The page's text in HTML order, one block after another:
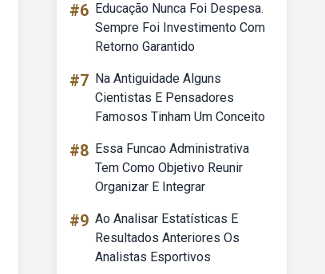
#6 Educação Nunca Foi Despesa.
Sempre Foi Investimento Com
Retorno Garantido
#7 Na Antiguidade Alguns
Cientistas E Pensadores
Famosos Tinham Um Conceito
#8 Essa Funcao Administrativa
Tem Como Objetivo Reunir
Organizar E Integrar
#9 Ao Analisar Estatísticas E
Resultados Anteriores Os
Analistas Esportivos